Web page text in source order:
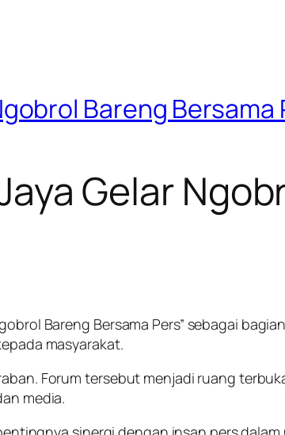
Bareng Bersama
Gelar
Bareng Bersama Pers” sebagai
masyarakat.
Forum tersebut menjadi ruang
media.